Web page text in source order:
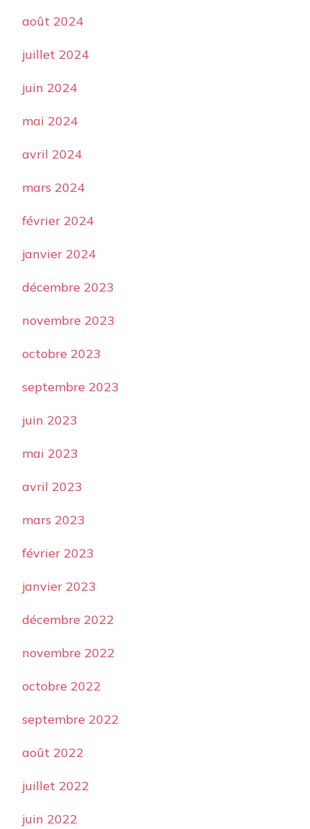
août 2024
juillet 2024
juin 2024
mai 2024
avril 2024
mars 2024
février 2024
janvier 2024
décembre 2023
novembre 2023
octobre 2023
septembre 2023
juin 2023
mai 2023
avril 2023
mars 2023
février 2023
janvier 2023
décembre 2022
novembre 2022
octobre 2022
septembre 2022
août 2022
juillet 2022
juin 2022